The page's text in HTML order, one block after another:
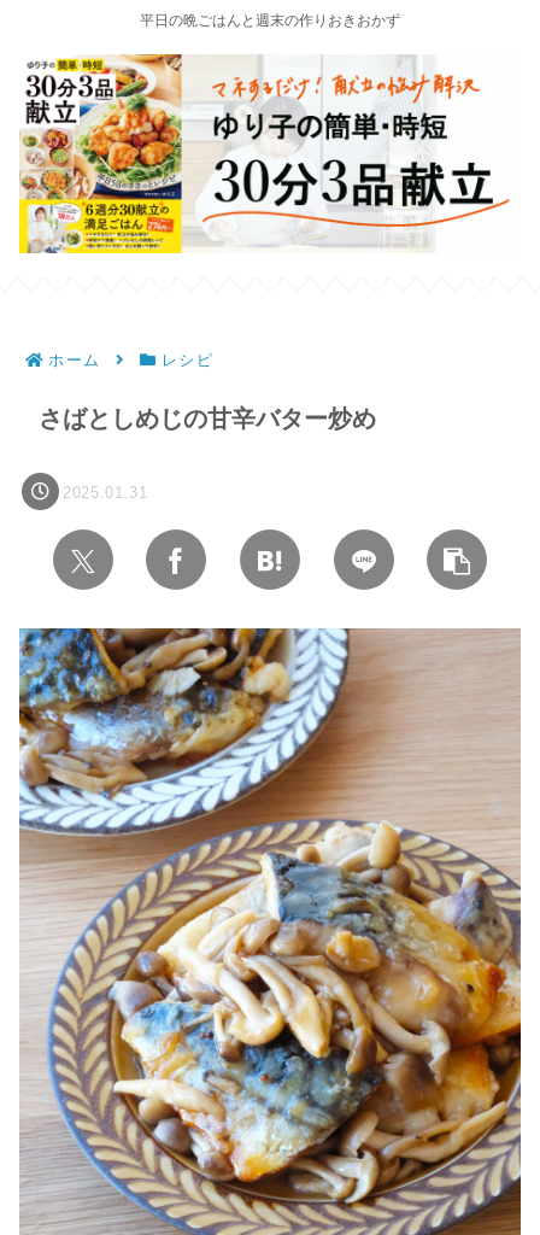
平日の晩ごはんと週末の作りおきおかず
ホーム レシピ
さばとしめじの甘辛バター炒め
2025.01.31